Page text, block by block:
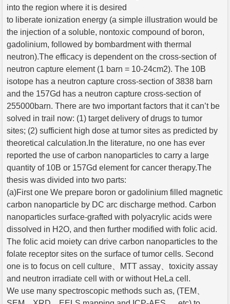
into the region where it is desired
to liberate ionization energy (a simple illustration would be
the injection of a soluble, nontoxic compound of boron,
gadolinium, followed by bombardment with thermal
neutron).The efficacy is dependent on the cross-section of
neutron capture element (1 barn = 10-24cm2). The 10B
isotope has a neutron capture cross-section of 3838 barn
and the 157Gd has a neutron capture cross-section of
255000barn. There are two important factors that it can’t be
solved in trail now: (1) target delivery of drugs to tumor
sites; (2) sufficient high dose at tumor sites as predicted by
theoretical calculation.In the literature, no one has ever
reported the use of carbon nanoparticles to carry a large
quantity of 10B or 157Gd element for cancer therapy.The
thesis was divided into two parts:
(a)First one We prepare boron or gadolinium filled magnetic
carbon nanoparticle by DC arc discharge method. Carbon
nanoparticles surface-grafted with polyacrylic acids were
dissolved in H2O, and then further modified with folic acid.
The folic acid moiety can drive carbon nanoparticles to the
folate receptor sites on the surface of tumor cells. Second
one is to focus on cell culture、MTT assay、toxicity assay
and neutron irradiate cell with or without HeLa cell.
We use many spectroscopic methods such as, (TEM、